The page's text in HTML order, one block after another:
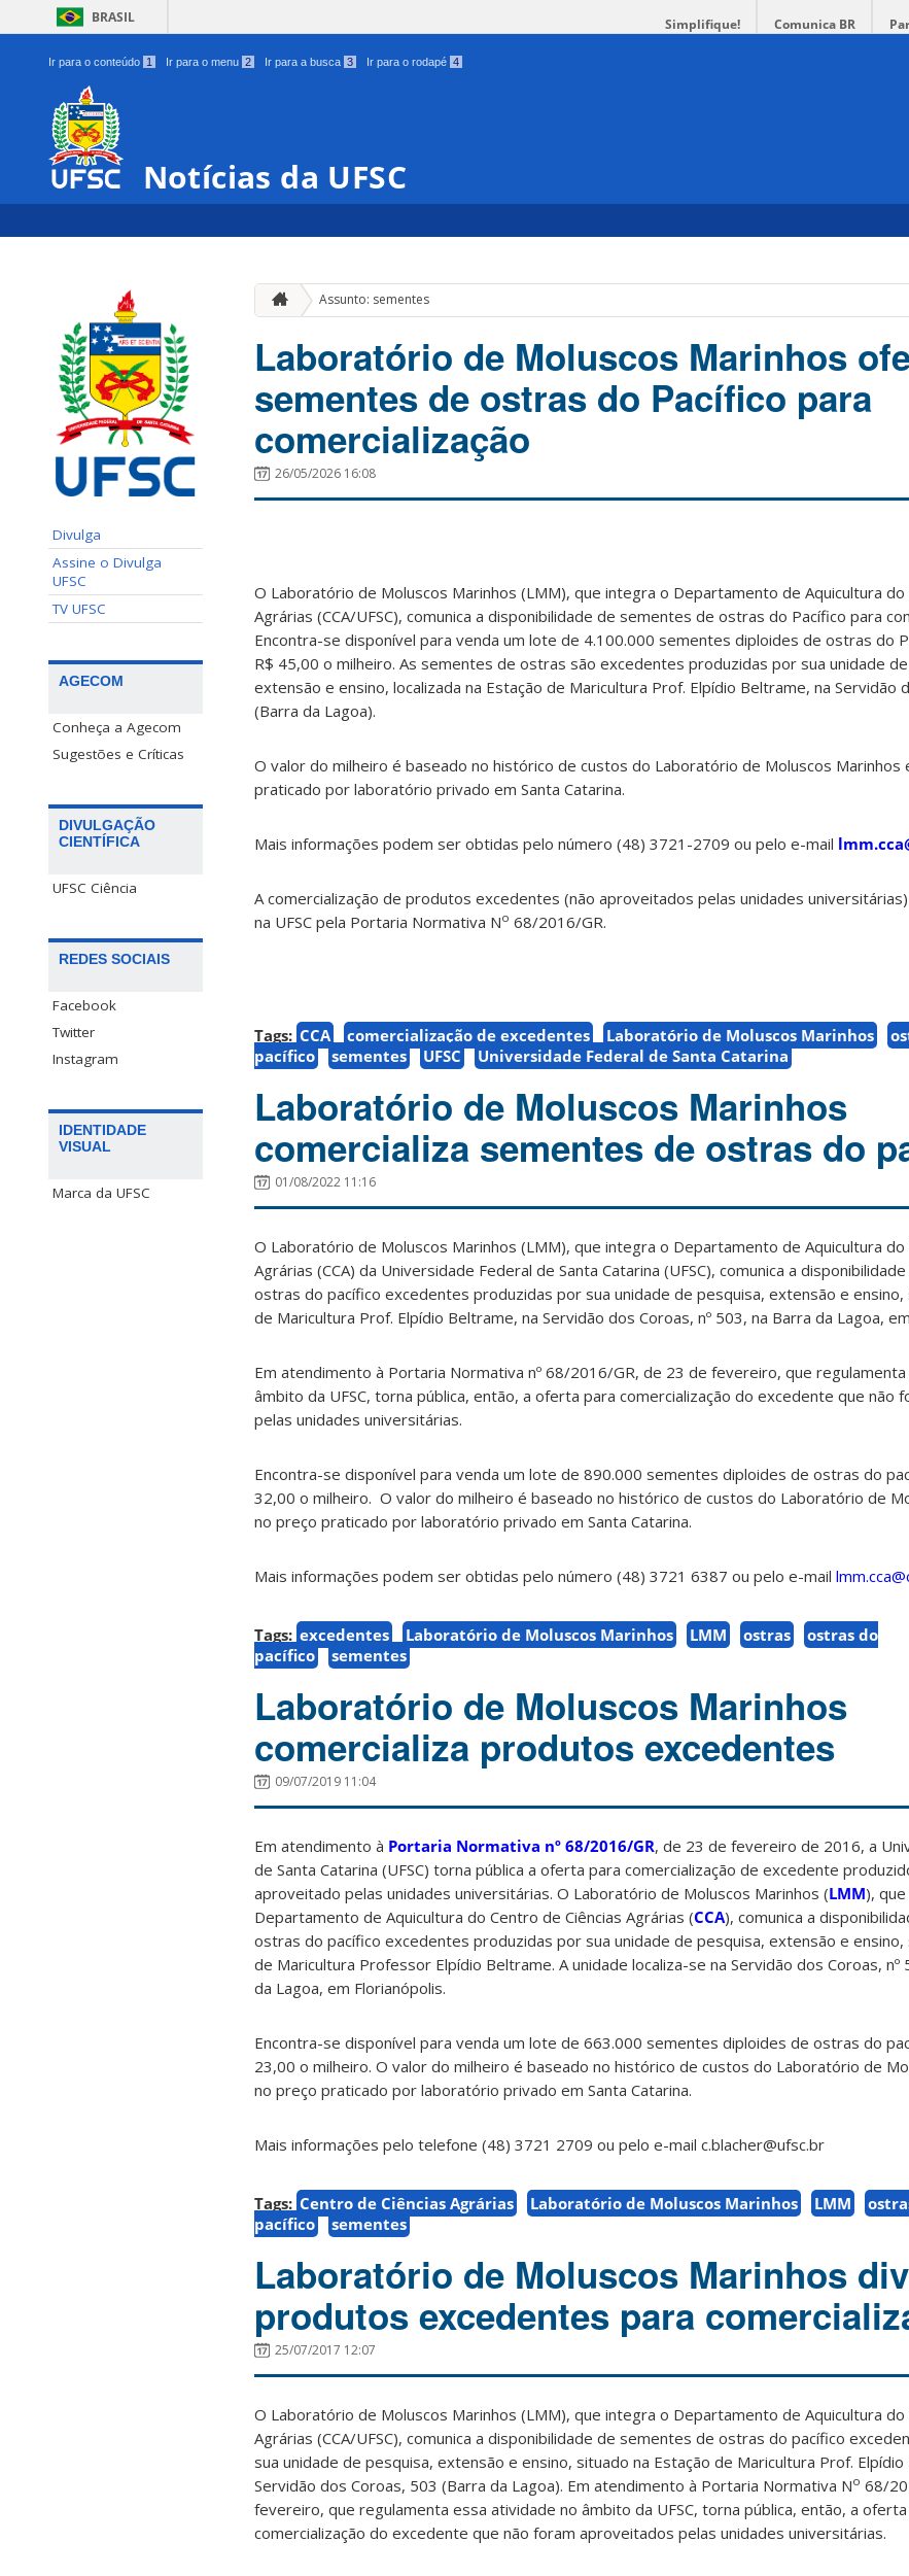
BRASIL Simplifique! Comunica BR
Ir para o conteúdo 1 Ir para o menu 2 Ir para a busca 3 Ir para o rodapé 4
Notícias da UFSC
Divulga
Assine o Divulga
UFSC
TV UFSC
AGECOM
Conheça a Agecom
Sugestões e Críticas
DIVULGAÇÃO
CIENTÍFICA
UFSC Ciência
REDES SOCIAIS
Facebook
Twitter
Instagram
IDENTIDADE
VISUAL
Marca da UFSC
Assunto: sementes
Laboratório de Moluscos Marinhos
sementes de ostras do Pacífico para
comercialização
26/05/2026 16:08
O Laboratório de Moluscos Marinhos (LMM), que integra o Departamento de Aquicultura do
Agrárias (CCA/UFSC), comunica a disponibilidade de sementes de ostras do Pacífico para
Encontra-se disponível para venda um lote de 4.100.000 sementes diploides de ostras do
R$ 45,00 o milheiro. As sementes de ostras são excedentes produzidas por sua unidade
extensão e ensino, localizada na Estação de Maricultura Prof. Elpídio Beltrame, na Servidão
(Barra da Lagoa).
O valor do milheiro é baseado no histórico de custos do Laboratório de Moluscos Marinhos
praticado por laboratório privado em Santa Catarina.
Mais informações podem ser obtidas pelo número (48) 3721-2709 ou pelo e-mail
A comercialização de produtos excedentes (não aproveitados pelas unidades
na UFSC pela Portaria Normativa No 68/2016/GR.
Tags: CCA comercialização de excedentes Laboratório de Moluscos Marinhos
pacífico
sementes UFSC Universidade Federal de Santa Catarina
Laboratório de Moluscos Marinhos
comercializa sementes de ostras do
01/08/2022 11:16
O Laboratório de Moluscos Marinhos (LMM), que integra o Departamento de Aquicultura do
Agrárias (CCA) da Universidade Federal de Santa Catarina (UFSC), comunica a
ostras do pacífico excedentes produzidas por sua unidade de pesquisa, extensão e ensino,
de Maricultura Prof. Elpídio Beltrame, na Servidão dos Coroas, nº 503, na Barra da Lagoa,
Em atendimento à Portaria Normativa nº 68/2016/GR, de 23 de fevereiro, que
âmbito da UFSC, torna pública, então, a oferta para comercialização do excedente que não
pelas unidades universitárias.
Encontra-se disponível para venda um lote de 890.000 sementes diploides de ostras do
32,00 o milheiro. O valor do milheiro é baseado no histórico de custos do Laboratório de
no preço praticado por laboratório privado em Santa Catarina.
Mais informações podem ser obtidas pelo número (48) 3721 6387 ou pelo e-mail
Tags: excedentes Laboratório de Moluscos Marinhos LMM ostras
ostras do
pacífico
sementes
Laboratório de Moluscos Marinhos
comercializa produtos excedentes
09/07/2019 11:04
Em atendimento à Portaria Normativa nº 68/2016/GR, de 23 de fevereiro de 2016, a
de Santa Catarina (UFSC) torna pública a oferta para comercialização de excedente
aproveitado pelas unidades universitárias. O Laboratório de Moluscos Marinhos (LMM),
Departamento de Aquicultura do Centro de Ciências Agrárias (CCA), comunica a
ostras do pacífico excedentes produzidas por sua unidade de pesquisa, extensão e ensino,
de Maricultura Professor Elpídio Beltrame. A unidade localiza-se na Servidão dos Coroas, nº
da Lagoa, em Florianópolis.
Encontra-se disponível para venda um lote de 663.000 sementes diploides de ostras do
23,00 o milheiro. O valor do milheiro é baseado no histórico de custos do Laboratório de
no preço praticado por laboratório privado em Santa Catarina.
Mais informações pelo telefone (48) 3721 2709 ou pelo e-mail c.blacher@ufsc.br
Tags: Centro de Ciências Agrárias Laboratório de Moluscos Marinhos LMM
pacífico
sementes
Laboratório de Moluscos Marinhos
produtos excedentes para
25/07/2017 12:07
O Laboratório de Moluscos Marinhos (LMM), que integra o Departamento de Aquicultura do
Agrárias (CCA/UFSC), comunica a disponibilidade de sementes de ostras do pacífico
sua unidade de pesquisa, extensão e ensino, situado na Estação de Maricultura Prof.
Servidão dos Coroas, 503 (Barra da Lagoa). Em atendimento à Portaria Normativa No 68/
fevereiro, que regulamenta essa atividade no âmbito da UFSC, torna pública, então, a
comercialização do excedente que não foram aproveitados pelas unidades universitárias.